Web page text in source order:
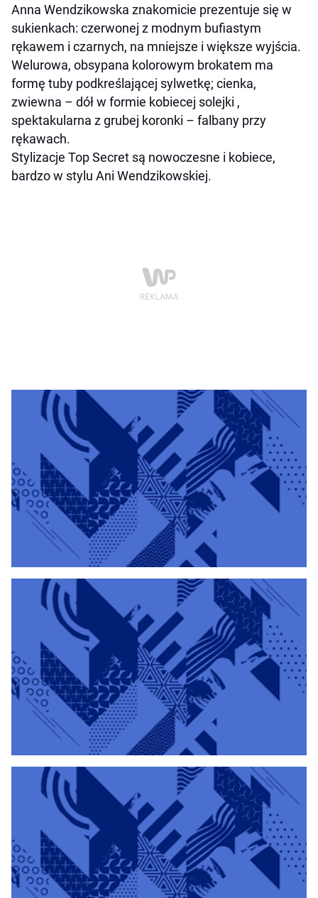
Anna Wendzikowska znakomicie prezentuje się w
sukienkach: czerwonej z modnym bufiastym
rękawem i czarnych, na mniejsze i większe wyjścia.
Welurowa, obsypana kolorowym brokatem ma
formę tuby podkreślającej sylwetkę; cienka,
zwiewna – dół w formie kobiecej solejki ,
spektakularna z grubej koronki – falbany przy
rękawach.
Stylizacje Top Secret są nowoczesne i kobiece,
bardzo w stylu Ani Wendzikowskiej.